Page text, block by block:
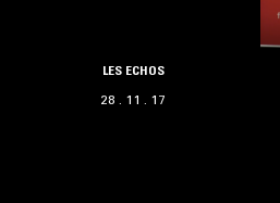
LES ECHOS
28 . 11 . 17